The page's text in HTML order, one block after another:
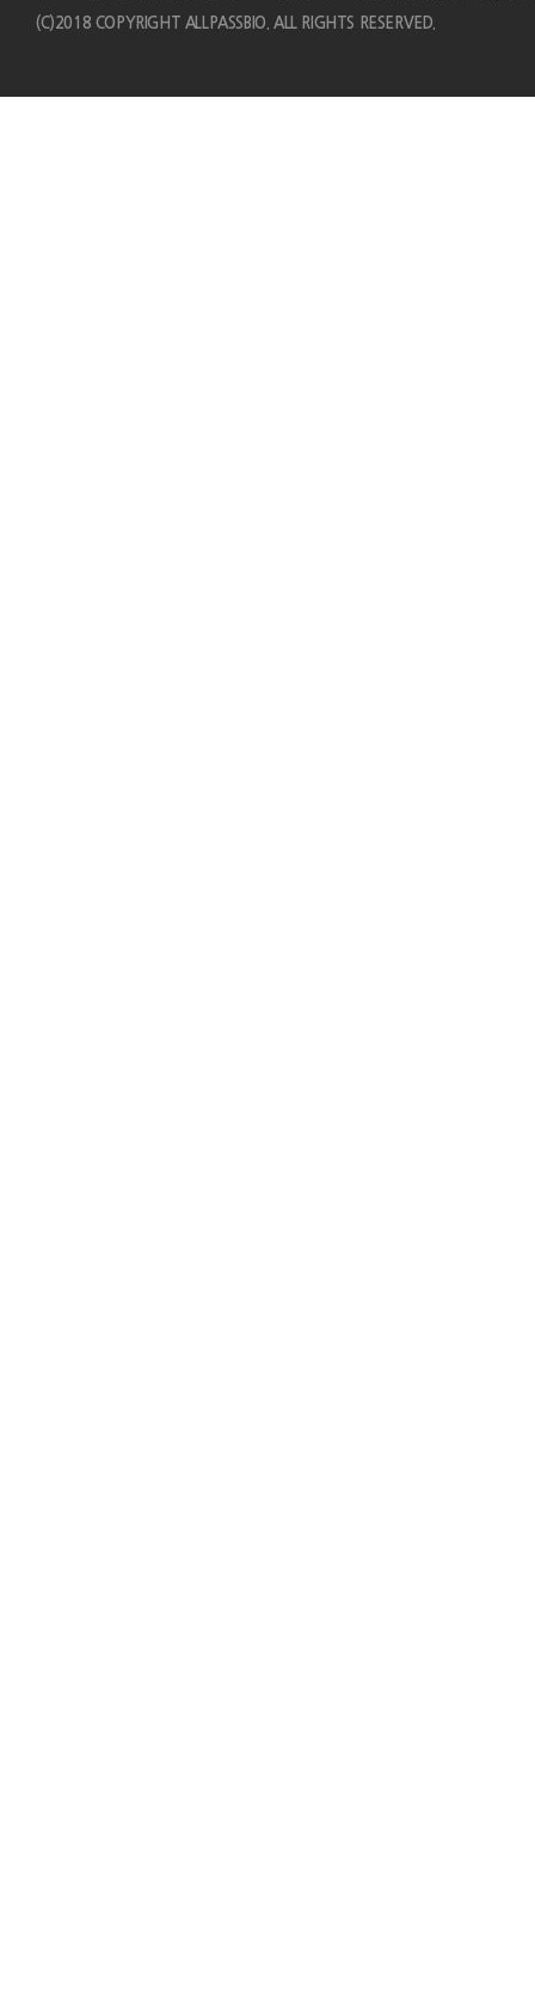
(C)2018 COPYRIGHT ALLPASSBIO. ALL RIGHTS RESERVED.